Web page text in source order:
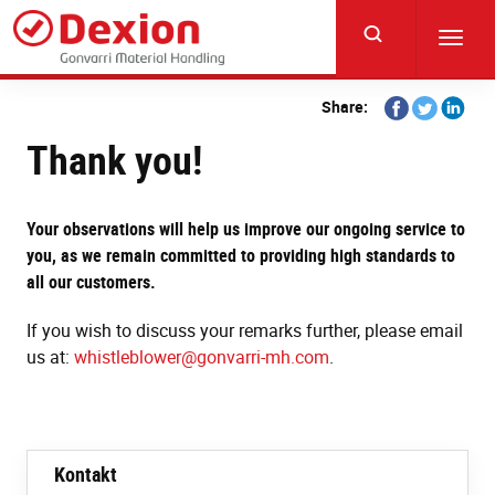
Skip
main
content
Share:
Share
on
Share
on
Share
Thank you!
Your observations will help us improve our ongoing service to
you, as we remain committed to providing high standards to
all our customers.
If you wish to discuss your remarks further, please email
us at: whistleblower@gonvarri-mh.com.
Kontakt